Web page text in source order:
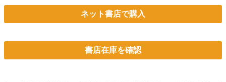
ネット書店で購入
書店在庫を確認